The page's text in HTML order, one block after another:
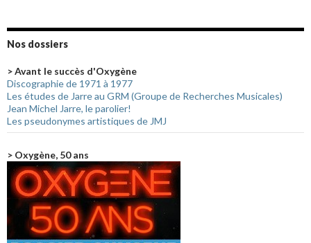
Nos dossiers
> Avant le succès d'Oxygène
Discographie de 1971 à 1977
Les études de Jarre au GRM (Groupe de Recherches Musicales)
Jean Michel Jarre, le parolier!
Les pseudonymes artistiques de JMJ
> Oxygène, 50 ans